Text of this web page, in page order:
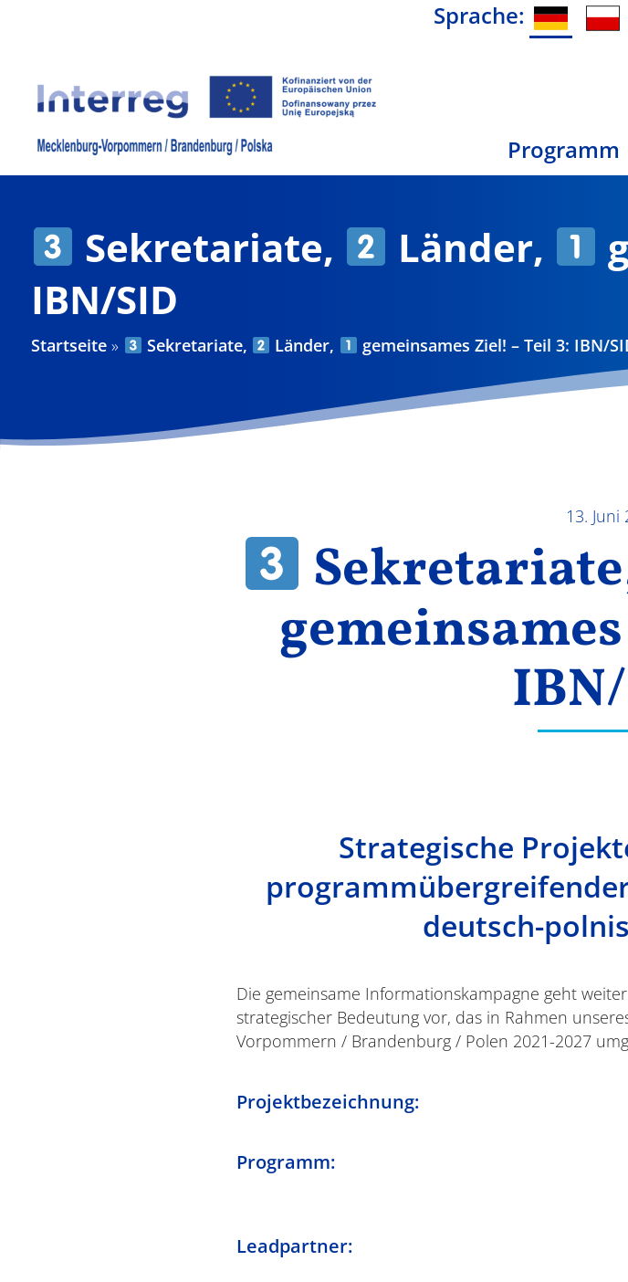
Sprache:
Programm
Sekretariate, Länder,
IBN/SID
Startseite » Sekretariate, Länder, gemeinsames Ziel! – Teil 3: IBN/
13. Juni
Strategische
deutsch-
Die gemeinsame Informationskampagne geht
strategischer Bedeutung vor, das in Rahmen
Vorpommern / Brandenburg / Polen 2021-2027
Projektbezeichnung:
Programm:
Leadpartner: